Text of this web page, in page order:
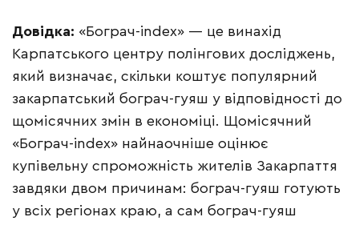
Довідка: «Бограч-index» — це винахід
Карпатського центру полінгових досліджень,
який визначає, скільки коштує популярний
закарпатський бограч-гуяш у відповідності до
щомісячних змін в економіці. Щомісячний
«Бограч-index» найнаочніше оцінює
купівельну спроможність жителів Закарпаття
завдяки двом причинам: бограч-гуяш готують
у всіх регіонах краю, а сам бограч-гуяш